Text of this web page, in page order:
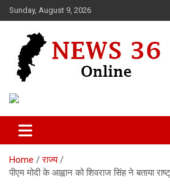
Skip
to
Sunday, August 9, 2026
News 36
Home
राज्य
पीएम मोदी के आह्वान को शिवराज सिंह ने बताया